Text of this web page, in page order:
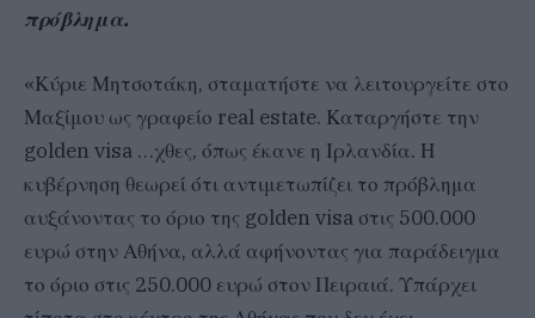
πρόβλημα.
«Κύριε Μητσοτάκη, σταματήστε να λειτουργείτε στο
Μαξίμου ως γραφείο real estate. Καταργήστε την
golden visa …χθες, όπως έκανε η Ιρλανδία. Η
κυβέρνηση θεωρεί ότι αντιμετωπίζει το πρόβλημα
αυξάνοντας το όριο της golden visa στις 500.000
ευρώ στην Αθήνα, αλλά αφήνοντας για παράδειγμα
το όριο στις 250.000 ευρώ στον Πειραιά. Υπάρχει